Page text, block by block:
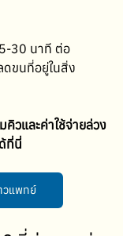
30 นาที ต่อ
ขนที่อยู่ในสิ่ง
วและค่าใช้จ่ายล่วง
ที่นี่
วแพทย์